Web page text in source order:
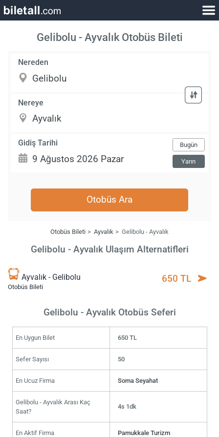
Gelibolu - Ayvalık Otobüs Bileti
Nereden
Nereye
Gidiş Tarihi Bugün
Yarın
Otobüs Ara
Otobüs Bileti Ayvalık Gelibolu - Ayvalık
Gelibolu - Ayvalık Ulaşım Alternatifleri
Ayvalık - Gelibolu
Otobüs Bileti
650 TL
Gelibolu - Ayvalık Otobüs Seferi
En Uygun Bilet 650 TL
Sefer Sayısı 50
En Ucuz Firma Soma Seyahat
Gelibolu - Ayvalık Arası Kaç
Saat?
4s 1dk
En Aktif Firma Pamukkale Turizm